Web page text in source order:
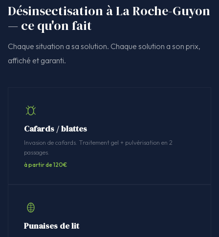
Désinsectisation à La Roche-Guyon
— ce qu'on fait
Chaque situation a sa solution. Chaque solution a son prix,
affiché et garanti.
Cafards / blattes
Invasion de cafards. Traitement gel + pulvérisation en 2
passages.
à partir de 120€
Punaises de lit